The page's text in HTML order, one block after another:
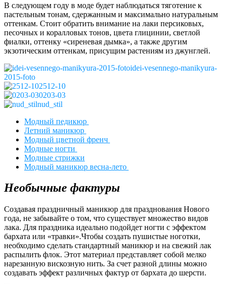
В следующем году в моде будет наблюдаться тяготение к
пастельным тонам, сдержанным и максимально натуральным
оттенкам. Стоит обратить внимание на лаки персиковых,
песочных и коралловых тонов, цвета глицинии, светлой
фиалки, оттенку «сиреневая дымка», а также другим
экзотическим оттенкам, присущим растениям из джунглей.
idei-vesennego-manikyura-
2015-foto
2512-10
0203-03
nud_stil
Модный педикюр
Летний маникюр
Модный цветной френч
Модные ногти
Модные стрижки
Модный маникюр весна-лето
Необычные фактуры
Создавая праздничный маникюр для празднования Нового
года, не забывайте о том, что существует множество видов
лака. Для праздника идеально подойдет ногти с эффектом
бархата или «травки».Чтобы создать пушистые ноготки,
необходимо сделать стандартный маникюр и на свежий лак
распылить флок. Этот материал представляет собой мелко
нарезанную вискозную нить. За счет разной длины можно
создавать эффект различных фактур от бархата до шерсти.